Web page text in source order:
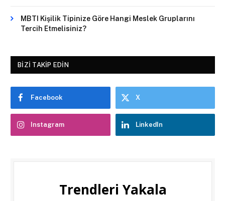
MBTI Kişilik Tipinize Göre Hangi Meslek Gruplarını
Tercih Etmelisiniz?
BIZI TAKIP EDIN
Facebook X
Instagram LinkedIn
Trendleri Yakala